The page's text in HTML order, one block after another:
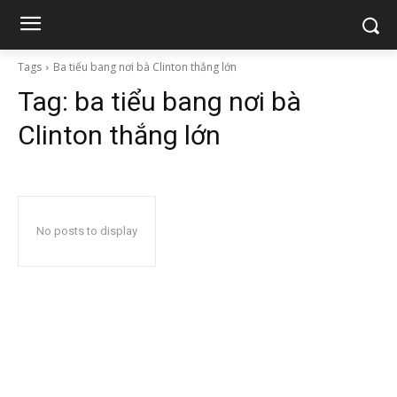
Tags Ba tiểu bang nơi bà Clinton thắng lớn
Tag: ba tiểu bang nơi bà
Clinton thắng lớn
No posts to display